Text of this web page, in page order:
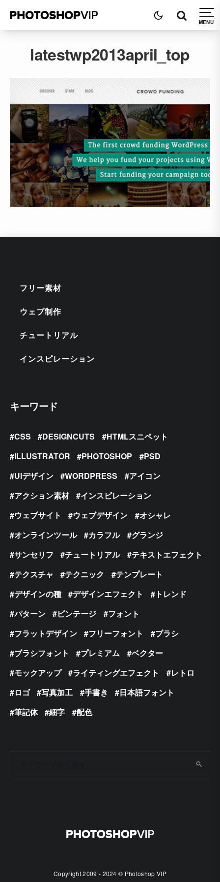
latestwp2013april_top
フリー素材
ウェブ制作
チュートリアル
インスピレーション
キーワード
CSS DESIGNCUTS
HTMLスニペット
ILLUSTRATOR
PHOTOSHOP
PSD
UIデザイン
WORDPRESS
アイコン
アクション素材
インスピレーション
ウェブサイト
ウェブデザイン
オシャレ
オンラインツール
カラフル
グランジ
サンセリフ
チュートリアル
テキストエフェクト
テクスチャ
テクニック
テンプレート
デザインの種
デザインエフェクト
トレンド
パターン
ビンテージ
フォント
フラットデザイン
フリーフォント
ブラシ
ブラシフォント
プレミアム
ベクター
モックアップ
ライティングエフェクト
レトロ
ロゴ
写真加工 手書き
日本語フォント
筆記体
細字 配色
Copyright 2009 - 2024 © Photoshop VIP